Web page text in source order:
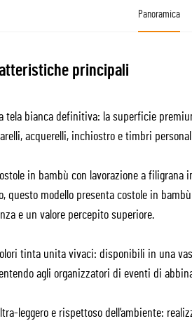
Panoramica
principali
tela bianca definitiva: la superficie
acquerelli, inchiostro e timbri
in bambù con lavorazione a
questo modello presenta costole in
e un valore percepito superiore.
tinta unita vivaci: disponibili in una
agli organizzatori di eventi di
leggero e rispettoso dell’ambiente: